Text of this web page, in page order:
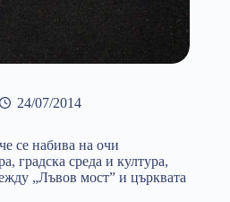
24/07/2014
се набива на очи
градска среда и култура,
„Лъвов мост” и църквата